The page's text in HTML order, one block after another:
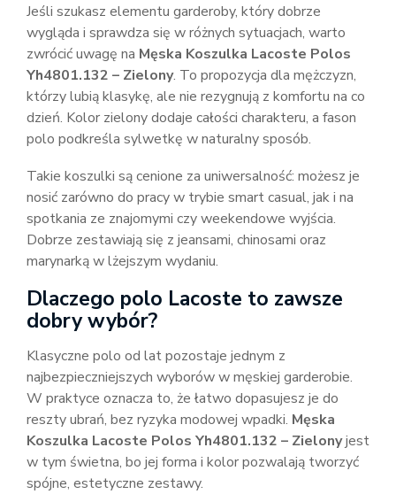
Jeśli szukasz elementu garderoby, który dobrze
wygląda i sprawdza się w różnych sytuacjach, warto
zwrócić uwagę na Męska Koszulka Lacoste Polos
Yh4801.132 – Zielony. To propozycja dla mężczyzn,
którzy lubią klasykę, ale nie rezygnują z komfortu na co
dzień. Kolor zielony dodaje całości charakteru, a fason
polo podkreśla sylwetkę w naturalny sposób.
Takie koszulki są cenione za uniwersalność: możesz je
nosić zarówno do pracy w trybie smart casual, jak i na
spotkania ze znajomymi czy weekendowe wyjścia.
Dobrze zestawiają się z jeansami, chinosami oraz
marynarką w lżejszym wydaniu.
Dlaczego polo Lacoste to zawsze
dobry wybór?
Klasyczne polo od lat pozostaje jednym z
najbezpieczniejszych wyborów w męskiej garderobie.
W praktyce oznacza to, że łatwo dopasujesz je do
reszty ubrań, bez ryzyka modowej wpadki. Męska
Koszulka Lacoste Polos Yh4801.132 – Zielonyjest
w tym świetna, bo jej forma i kolor pozwalają tworzyć
spójne, estetyczne zestawy.